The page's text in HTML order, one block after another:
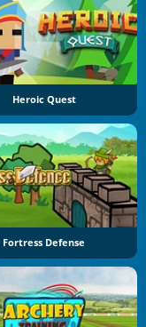
Heroic Quest
Fortress Defense